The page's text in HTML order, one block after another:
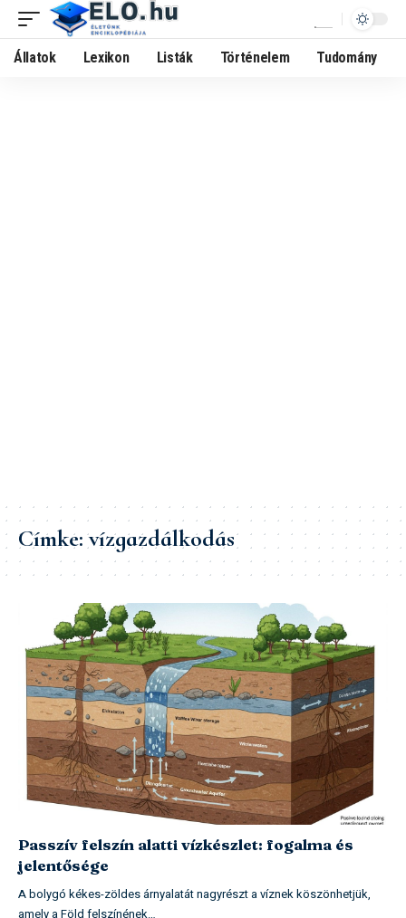
Állatok Lexikon Listák Történelem Tudomány
Címke:vízgazdálkodás
Passzív felszín alatti vízkészlet: fogalma és
jelentősége
A bolygó kékes-zöldes árnyalatát nagyrészt a víznek köszönhetjük,
amely a Föld felszínének…